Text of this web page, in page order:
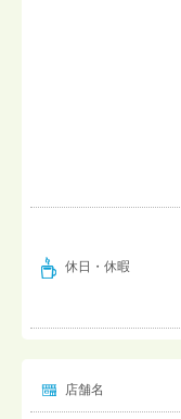
休日・休暇
店舗名